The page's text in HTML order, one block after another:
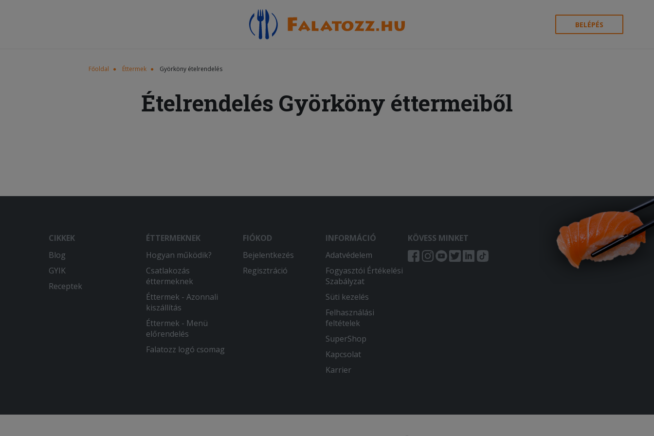
BELÉPÉS
Főoldal Éttermek Györköny ételrendelés
Ételrendelés Györköny éttermeiből
CIKKEK
Blog
GYIK
Receptek
ÉTTERMEKNEK
Hogyan működik?
Csatlakozás
éttermeknek
Éttermek - Azonnali
kiszállítás
Éttermek - Menü
előrendelés
Falatozz logó csomag
FIÓKOD
Bejelentkezés
Regisztráció
INFORMÁCIÓ
Adatvédelem
Fogyasztói Értékelési
Szabályzat
Süti kezelés
Felhasználási
feltételek
SuperShop
Kapcsolat
Karrier
KÖVESS MINKET